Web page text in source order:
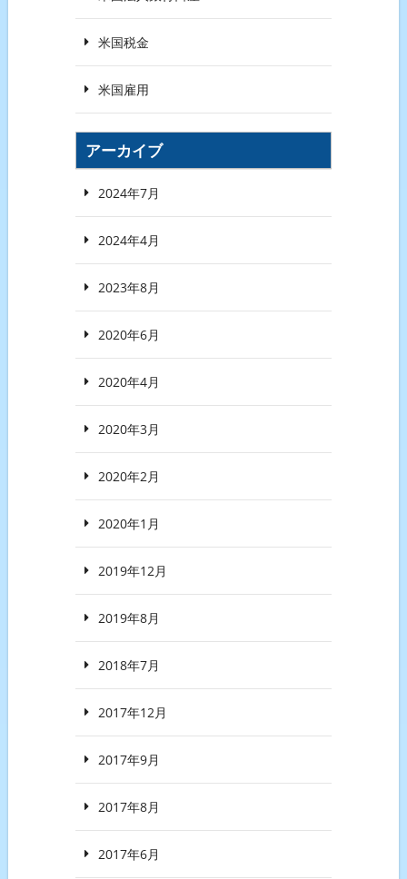
米国税金
米国雇用
アーカイブ
2024年7月
2024年4月
2023年8月
2020年6月
2020年4月
2020年3月
2020年2月
2020年1月
2019年12月
2019年8月
2018年7月
2017年12月
2017年9月
2017年8月
2017年6月